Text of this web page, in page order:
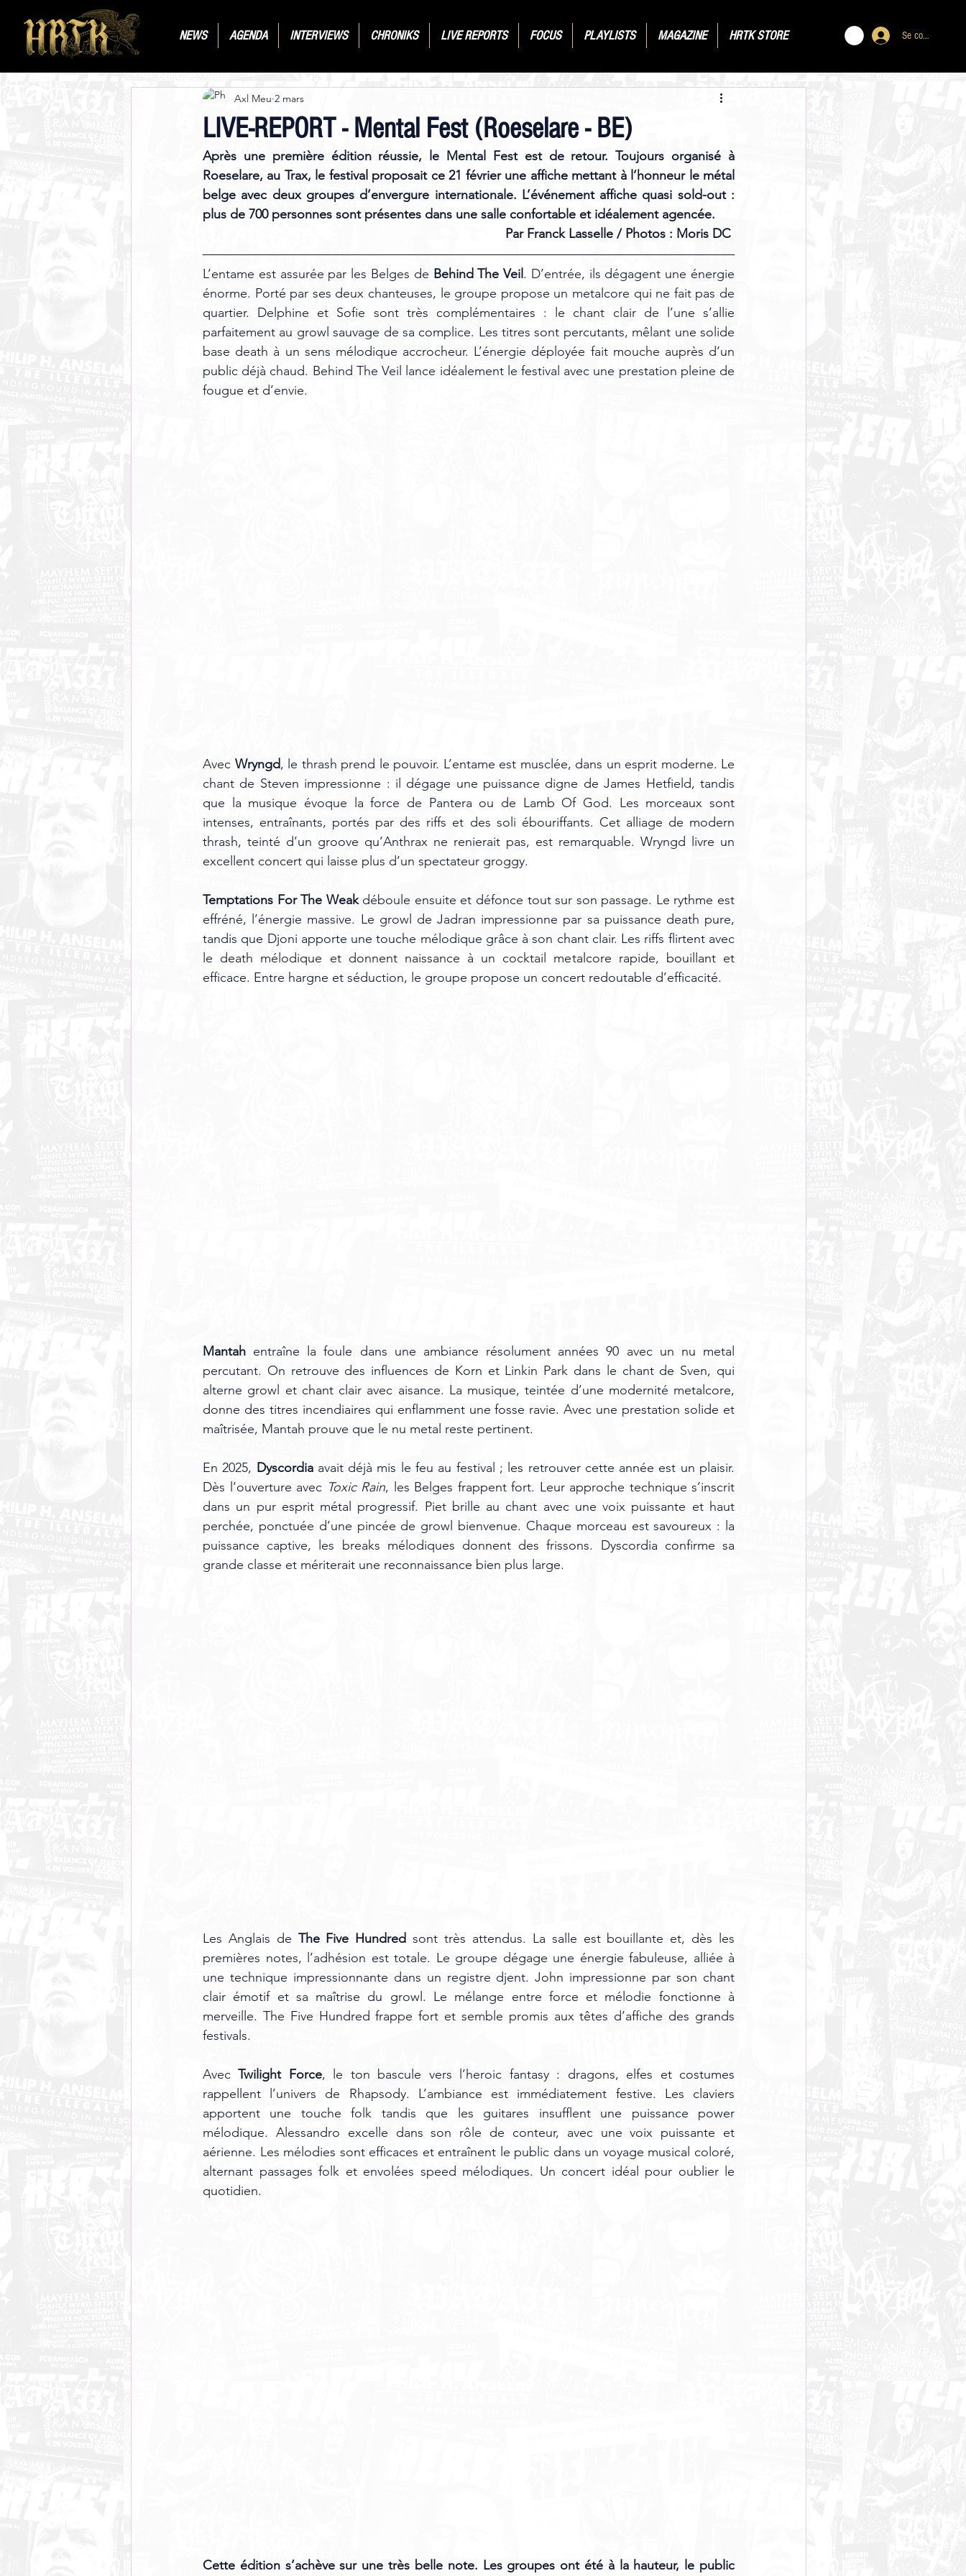
Se connecter
NEWS AGENDA INTERVIEWS CHRONIKS LIVE REPORTS FOCUS PLAYLISTS MAGAZINE HRTK STORE
LIVE-REPORT - Mental Fest (Roeselare - BE)
Axl Meu 2 mars
Après une première édition réussie, le Mental Fest est de retour. Toujours organisé à
Roeselare, au Trax, le festival proposait ce 21 février une affiche mettant à l’honneur le métal
belge avec deux groupes d’envergure internationale. L’événement affiche quasi sold-out :
plus de 700 personnes sont présentes dans une salle confortable et idéalement agencée.
Par Franck Lasselle / Photos : Moris DC
L’entame est assurée par les Belges de Behind The Veil. D’entrée, ils dégagent une énergie
énorme. Porté par ses deux chanteuses, le groupe propose un metalcore qui ne fait pas de
quartier. Delphine et Sofie sont très complémentaires : le chant clair de l’une s’allie
parfaitement au growl sauvage de sa complice. Les titres sont percutants, mêlant une solide
base death à un sens mélodique accrocheur. L’énergie déployée fait mouche auprès d’un
public déjà chaud. Behind The Veil lance idéalement le festival avec une prestation pleine de
fougue et d’envie.
Avec Wryngd, le thrash prend le pouvoir. L’entame est musclée, dans un esprit moderne. Le
chant de Steven impressionne : il dégage une puissance digne de James Hetfield, tandis
que la musique évoque la force de Pantera ou de Lamb Of God. Les morceaux sont
intenses, entraînants, portés par des riffs et des soli ébouriffants. Cet alliage de modern
thrash, teinté d’un groove qu’Anthrax ne renierait pas, est remarquable. Wryngd livre un
excellent concert qui laisse plus d’un spectateur groggy.
Temptations For The Weak déboule ensuite et défonce tout sur son passage. Le rythme est
effréné, l’énergie massive. Le growl de Jadran impressionne par sa puissance death pure,
tandis que Djoni apporte une touche mélodique grâce à son chant clair. Les riffs flirtent avec
le death mélodique et donnent naissance à un cocktail metalcore rapide, bouillant et
efficace. Entre hargne et séduction, le groupe propose un concert redoutable d’efficacité.
Mantah entraîne la foule dans une ambiance résolument années 90 avec un nu metal
percutant. On retrouve des influences de Korn et Linkin Park dans le chant de Sven, qui
alterne growl et chant clair avec aisance. La musique, teintée d’une modernité metalcore,
donne des titres incendiaires qui enflamment une fosse ravie. Avec une prestation solide et
maîtrisée, Mantah prouve que le nu metal reste pertinent.
En 2025, Dyscordia avait déjà mis le feu au festival ; les retrouver cette année est un plaisir.
Dès l’ouverture avec Toxic Rain, les Belges frappent fort. Leur approche technique s’inscrit
dans un pur esprit métal progressif. Piet brille au chant avec une voix puissante et haut
perchée, ponctuée d’une pincée de growl bienvenue. Chaque morceau est savoureux : la
puissance captive, les breaks mélodiques donnent des frissons. Dyscordia confirme sa
grande classe et mériterait une reconnaissance bien plus large.
Les Anglais de The Five Hundred sont très attendus. La salle est bouillante et, dès les
premières notes, l’adhésion est totale. Le groupe dégage une énergie fabuleuse, alliée à
une technique impressionnante dans un registre djent. John impressionne par son chant
clair émotif et sa maîtrise du growl. Le mélange entre force et mélodie fonctionne à
merveille. The Five Hundred frappe fort et semble promis aux têtes d’affiche des grands
festivals.
Avec Twilight Force, le ton bascule vers l’heroic fantasy : dragons, elfes et costumes
rappellent l’univers de Rhapsody. L’ambiance est immédiatement festive. Les claviers
apportent une touche folk tandis que les guitares insufflent une puissance power
mélodique. Alessandro excelle dans son rôle de conteur, avec une voix puissante et
aérienne. Les mélodies sont efficaces et entraînent le public dans un voyage musical coloré,
alternant passages folk et envolées speed mélodiques. Un concert idéal pour oublier le
quotidien.
Cette édition s’achève sur une très belle note. Les groupes ont été à la hauteur, le public